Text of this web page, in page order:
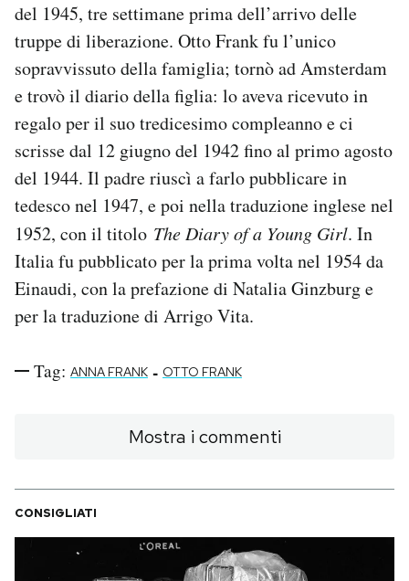
del 1945, tre settimane prima dell’arrivo delle
truppe di liberazione. Otto Frank fu l’unico
sopravvissuto della famiglia; tornò ad Amsterdam
e trovò il diario della figlia: lo aveva ricevuto in
regalo per il suo tredicesimo compleanno e ci
scrisse dal 12 giugno del 1942 fino al primo agosto
del 1944. Il padre riuscì a farlo pubblicare in
tedesco nel 1947, e poi nella traduzione inglese nel
1952, con il titolo The Diary of a Young Girl. In
Italia fu pubblicato per la prima volta nel 1954 da
Einaudi, con la prefazione di Natalia Ginzburg e
per la traduzione di Arrigo Vita.
Tag: ANNA FRANK - OTTO FRANK
Mostra i commenti
CONSIGLIATI